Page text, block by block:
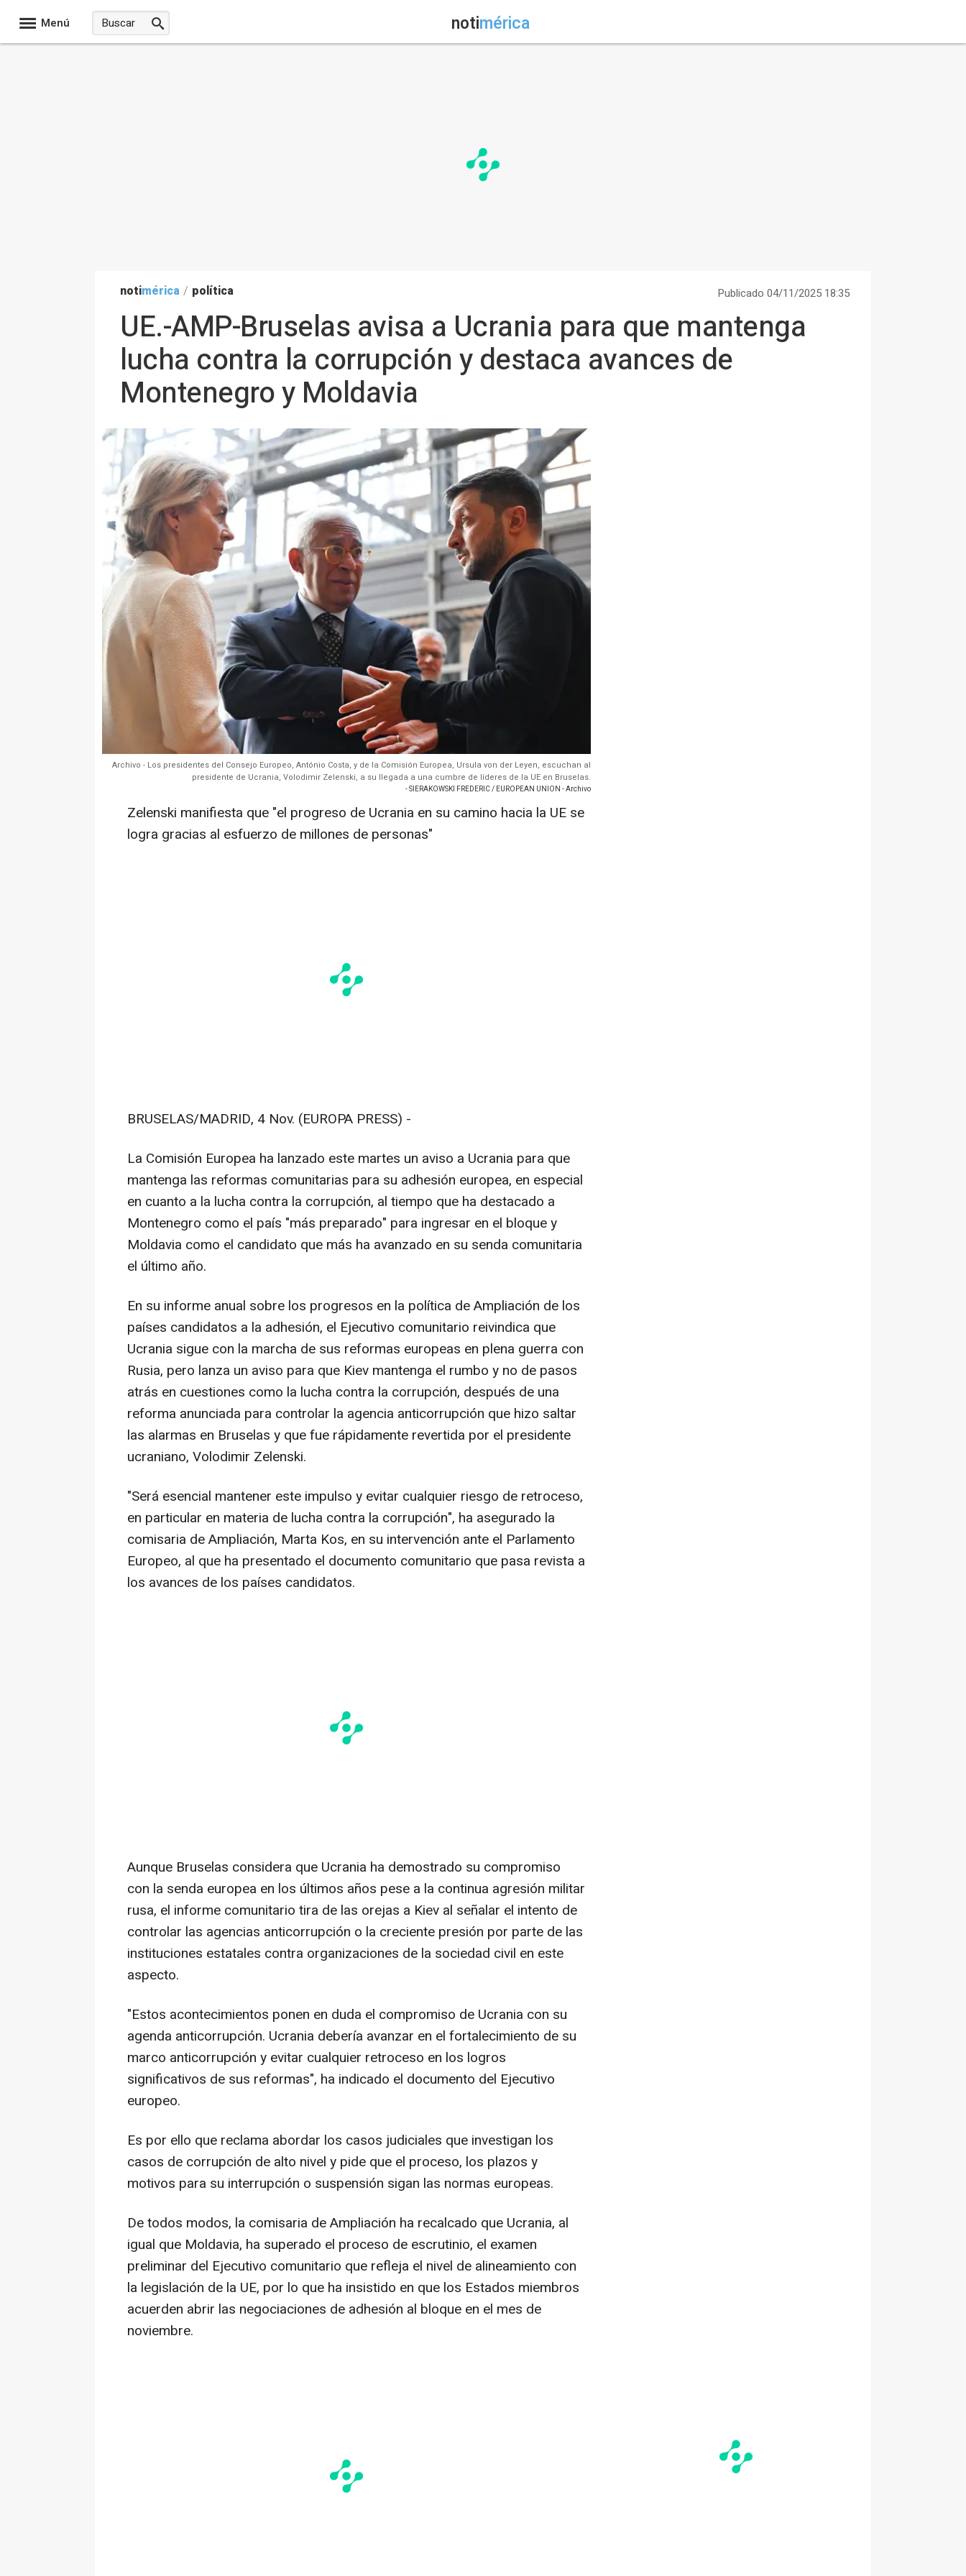
Menú notimérica
notimérica / política Publicado 04/11/2025 18:35
UE.-AMP-Bruselas avisa a Ucrania para que mantenga
lucha contra la corrupción y destaca avances de
Montenegro y Moldavia
Archivo - Los presidentes del Consejo Europeo, António Costa, y de la Comisión Europea, Ursula von der Leyen, escuchan al
presidente de Ucrania, Volodimir Zelenski, a su llegada a una cumbre de líderes de la UE en Bruselas.
- SIERAKOWSKI FREDERIC / EUROPEAN UNION - Archivo
Zelenski manifiesta que "el progreso de Ucrania en su camino hacia la UE se
logra gracias al esfuerzo de millones de personas"
BRUSELAS/MADRID, 4 Nov. (EUROPA PRESS) -
La Comisión Europea ha lanzado este martes un aviso a Ucrania para que
mantenga las reformas comunitarias para su adhesión europea, en especial
en cuanto a la lucha contra la corrupción, al tiempo que ha destacado a
Montenegro como el país "más preparado" para ingresar en el bloque y
Moldavia como el candidato que más ha avanzado en su senda comunitaria
el último año.
En su informe anual sobre los progresos en la política de Ampliación de los
países candidatos a la adhesión, el Ejecutivo comunitario reivindica que
Ucrania sigue con la marcha de sus reformas europeas en plena guerra con
Rusia, pero lanza un aviso para que Kiev mantenga el rumbo y no de pasos
atrás en cuestiones como la lucha contra la corrupción, después de una
reforma anunciada para controlar la agencia anticorrupción que hizo saltar
las alarmas en Bruselas y que fue rápidamente revertida por el presidente
ucraniano, Volodimir Zelenski.
"Será esencial mantener este impulso y evitar cualquier riesgo de retroceso,
en particular en materia de lucha contra la corrupción", ha asegurado la
comisaria de Ampliación, Marta Kos, en su intervención ante el Parlamento
Europeo, al que ha presentado el documento comunitario que pasa revista a
los avances de los países candidatos.
Aunque Bruselas considera que Ucrania ha demostrado su compromiso
con la senda europea en los últimos años pese a la continua agresión militar
rusa, el informe comunitario tira de las orejas a Kiev al señalar el intento de
controlar las agencias anticorrupción o la creciente presión por parte de las
instituciones estatales contra organizaciones de la sociedad civil en este
aspecto.
"Estos acontecimientos ponen en duda el compromiso de Ucrania con su
agenda anticorrupción. Ucrania debería avanzar en el fortalecimiento de su
marco anticorrupción y evitar cualquier retroceso en los logros
significativos de sus reformas", ha indicado el documento del Ejecutivo
europeo.
Es por ello que reclama abordar los casos judiciales que investigan los
casos de corrupción de alto nivel y pide que el proceso, los plazos y
motivos para su interrupción o suspensión sigan las normas europeas.
De todos modos, la comisaria de Ampliación ha recalcado que Ucrania, al
igual que Moldavia, ha superado el proceso de escrutinio, el examen
preliminar del Ejecutivo comunitario que refleja el nivel de alineamiento con
la legislación de la UE, por lo que ha insistido en que los Estados miembros
acuerden abrir las negociaciones de adhesión al bloque en el mes de
noviembre.